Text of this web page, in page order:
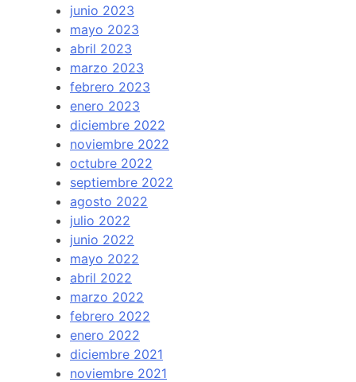
junio 2023
mayo 2023
abril 2023
marzo 2023
febrero 2023
enero 2023
diciembre 2022
noviembre 2022
octubre 2022
septiembre 2022
agosto 2022
julio 2022
junio 2022
mayo 2022
abril 2022
marzo 2022
febrero 2022
enero 2022
diciembre 2021
noviembre 2021